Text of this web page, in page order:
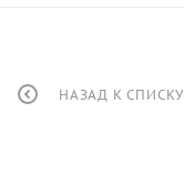
НАЗАД К СПИСКУ